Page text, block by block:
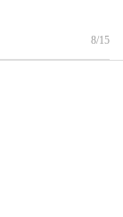
8/15